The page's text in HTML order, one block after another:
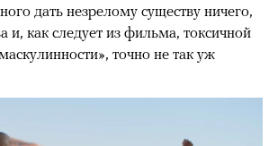
дать незрелому существу ничего,
и, как следует из фильма, токсичной
точно не так уж